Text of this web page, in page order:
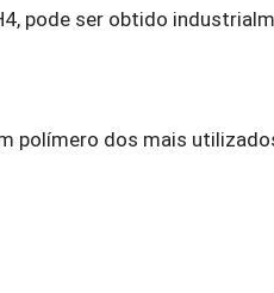
pode ser obtido
polímero dos mais